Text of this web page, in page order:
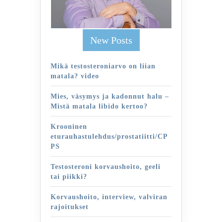
New Posts
Mikä testosteroniarvo on liian
matala? video
Mies, väsymys ja kadonnut halu –
Mistä matala libido kertoo?
Krooninen
eturauhastulehdus/prostatiitti/CP
PS
Testosteroni korvaushoito, geeli
tai piikki?
Korvaushoito, interview, valviran
rajoitukset